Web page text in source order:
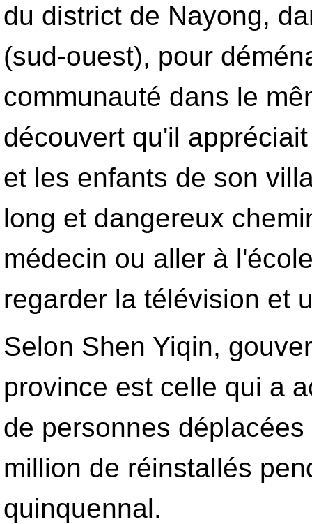
du district de Nayong,
(sud-ouest), pour
communauté dans le
découvert qu'il
et les enfants de son
long et dangereux
médecin ou aller à
regarder la télévision et
Selon Shen Yiqin,
province est celle qui a
de personnes
million de réinstallés
quinquennal.